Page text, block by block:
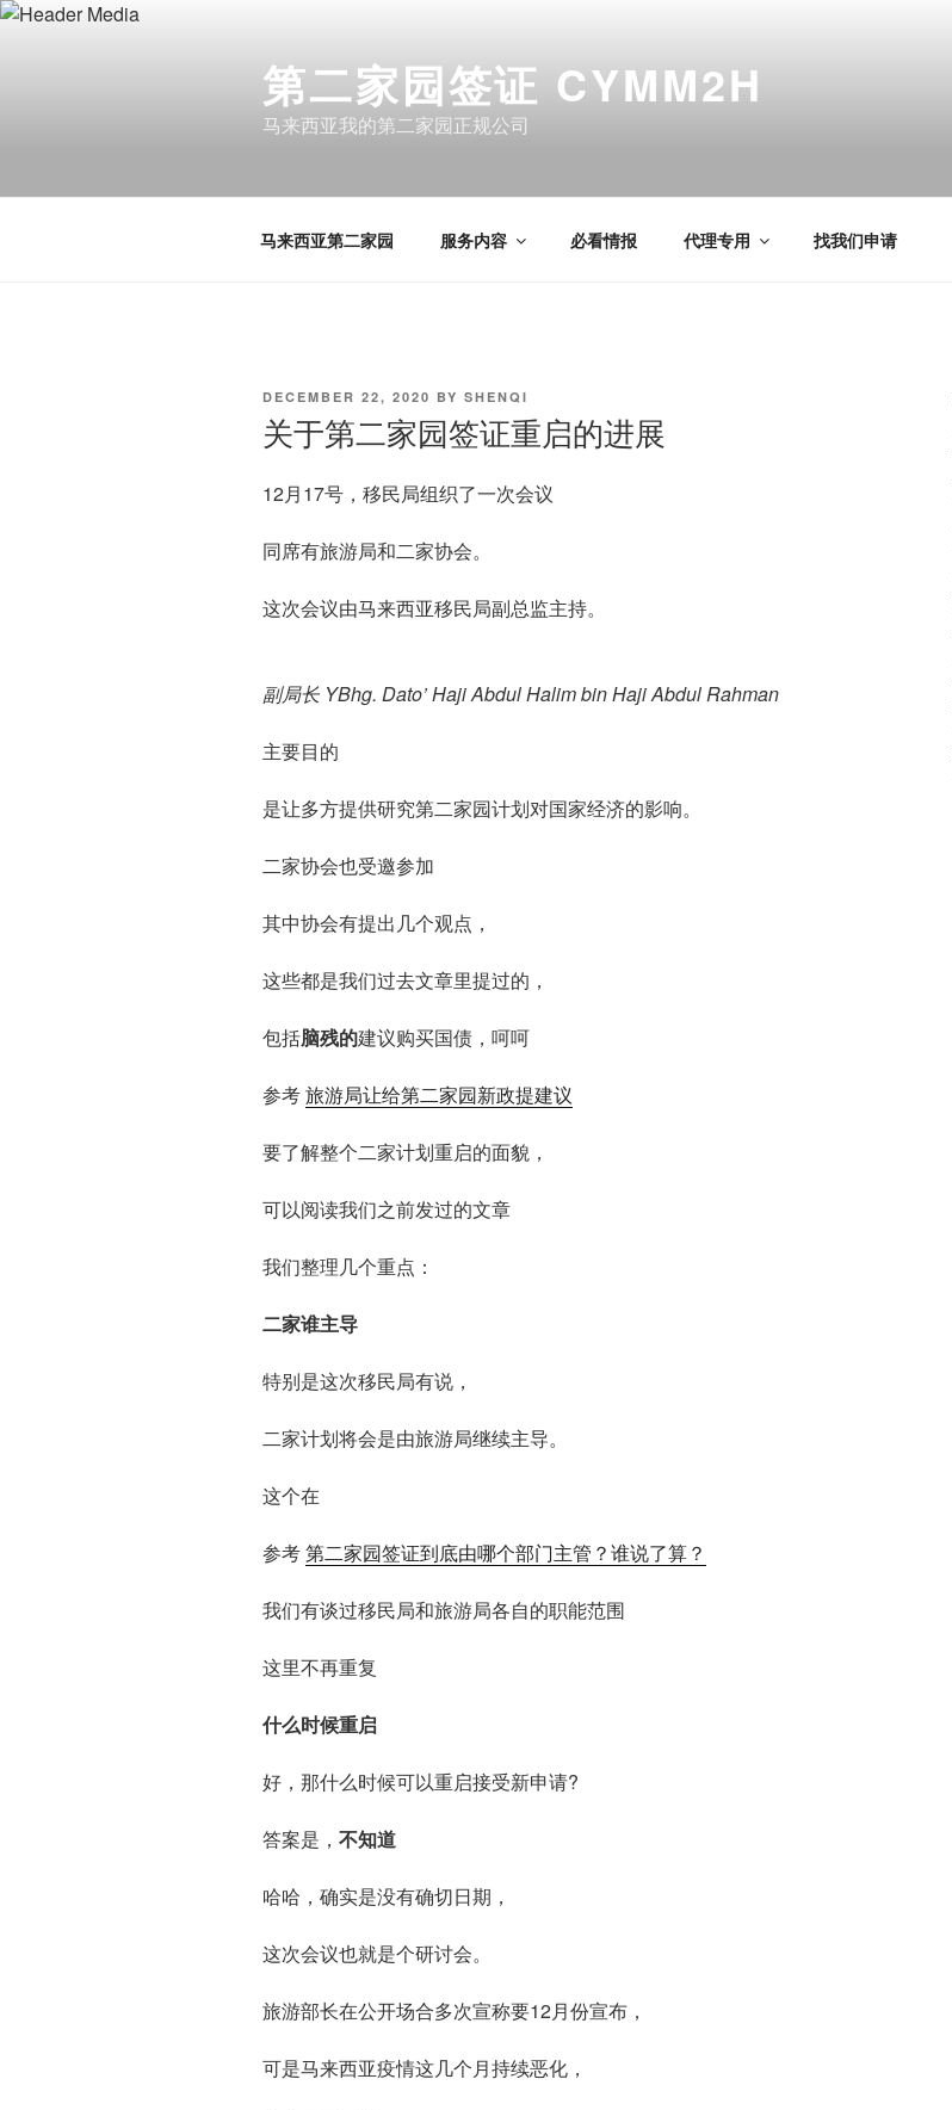
Skip
第二家园签证 CYMM2H
马来西亚我的第二家园正规公司
马来西亚第二家园 服务内容 必看情报 代理专用 找我们申请
POSTED
ON
DECEMBER 22, 2020 BY SHENQI
关于第二家园签证重启的进展
12月17号，移民局组织了一次会议
同席有旅游局和二家协会。
这次会议由马来西亚移民局副总监主持。
副局长 YBhg. Dato’ Haji Abdul Halim bin Haji Abdul Rahman
主要目的
是让多方提供研究第二家园计划对国家经济的影响。
二家协会也受邀参加
其中协会有提出几个观点，
这些都是我们过去文章里提过的，
包括脑残的建议购买国债，呵呵
参考旅游局让给第二家园新政提建议
要了解整个二家计划重启的面貌，
可以阅读我们之前发过的文章
我们整理几个重点：
二家谁主导
特别是这次移民局有说，
二家计划将会是由旅游局继续主导。
这个在
参考第二家园签证到底由哪个部门主管？谁说了算？
我们有谈过移民局和旅游局各自的职能范围
这里不再重复
什么时候重启
好，那什么时候可以重启接受新申请?
答案是， 不知道
哈哈，确实是没有确切日期，
这次会议也就是个研讨会。
旅游部长在公开场合多次宣称要12月份宣布，
可是马来西亚疫情这几个月持续恶化，